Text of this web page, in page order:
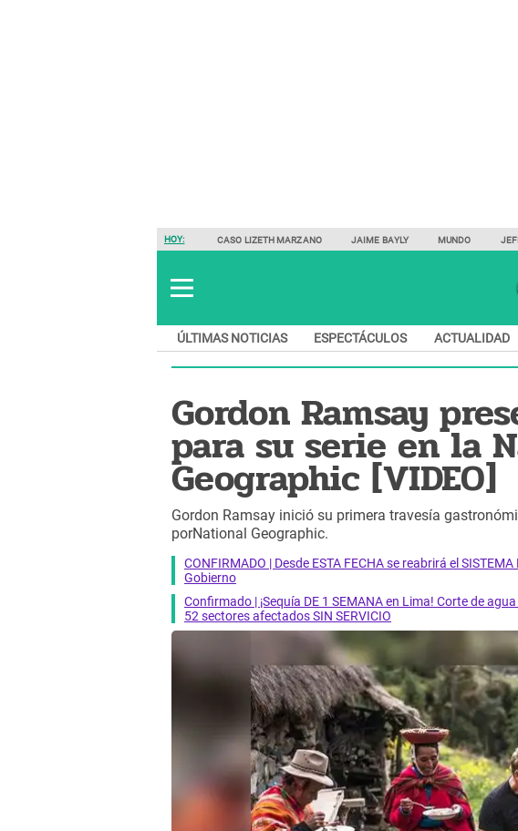
HOY: CASO LIZETH MARZANO JAIME BAYLY MUNDO
ÚLTIMAS NOTICIAS ESPECTÁCULOS ACTUALIDAD
Gordon Ramsay
para su serie en la
Geographic [VIDEO]
Gordon Ramsay inició su primera travesía
porNational Geographic.
CONFIRMADO | Desde ESTA FECHA se reabrirá el
Gobierno
Confirmado | ¡Sequía DE 1 SEMANA en Lima! Corte de
52 sectores afectados SIN SERVICIO